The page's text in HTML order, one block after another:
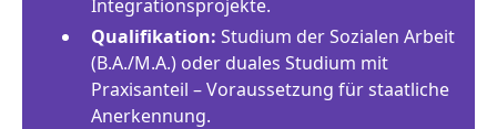
Integrationsprojekte.
Qualifikation: Studium der Sozialen Arbeit
(B.A./M.A.) oder duales Studium mit
Praxisanteil – Voraussetzung für staatliche
Anerkennung.